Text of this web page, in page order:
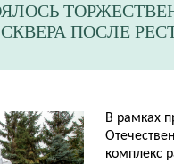
ПОСЛЕ
В рамках
комплекс